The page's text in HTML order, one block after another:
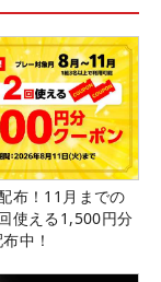
布！11月までの
使える1,500円分
中！